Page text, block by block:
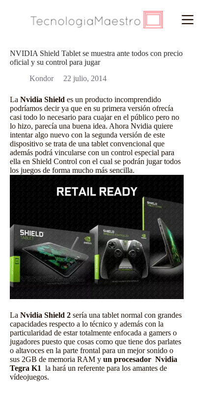
NVIDIA Shield Tablet se muestra ante todos con precio
oficial y su control para jugar
Kondor
22 julio, 2014
La Nvidia Shield es un producto incomprendido
podríamos decir ya que en su primera versión ofrecía
casi todo lo necesario para cuajar en el público pero no
lo hizo, parecía una buena idea. Ahora Nvidia quiere
intentar algo nuevo con la segunda versión de este
dispositivo se trata de una tablet convencional que
además podrá vincularse con un control especial para
ella en Shield Control con el cual se podrán jugar todos
los juegos de forma mucho más sencilla.
La Nvidia Shield 2 sería una tablet normal con grandes
capacidades respecto a lo técnico y además con la
particularidad de estar totalmente enfocada a gamers o
jugadores puesto que cosas como que tiene dos parlates
o altavoces en la parte frontal para un mejor sonido o
sus 2GB de memoria RAM y un procesador Nvidia
Tegra K1 la hará un referente para los amantes de
vídeojuegos.